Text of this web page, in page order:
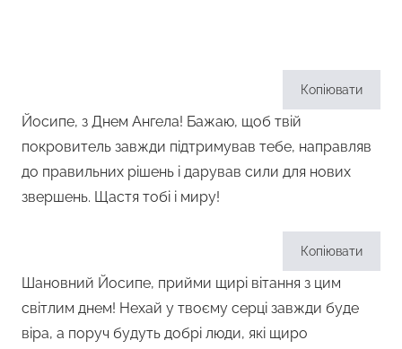
Копіювати
Йосипе, з Днем Ангела! Бажаю, щоб твій
покровитель завжди підтримував тебе, направляв
до правильних рішень і дарував сили для нових
звершень. Щастя тобі і миру!
Копіювати
Шановний Йосипе, прийми щирі вітання з цим
світлим днем! Нехай у твоєму серці завжди буде
віра, а поруч будуть добрі люди, які щиро